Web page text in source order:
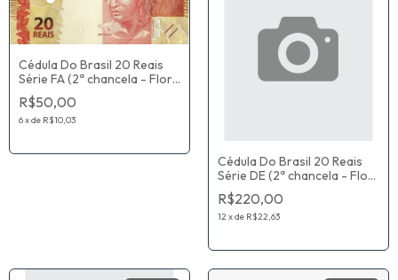
Cédula Do Brasil 20 Reais
Série FA (2ª chancela - Flor
De Estampa) Henrique de
Campos Meirelles / Ilan
Goldfajn
R$50,00
6xde R$10,03
Cédula Do Brasil 20 Reais
Série DE (2ª chancela - Flor
De Estampa) Joaquim Vieira
Ferreira Levy / Alexandre
Antonio Tombini
R$220,00
12 xde R$22,63